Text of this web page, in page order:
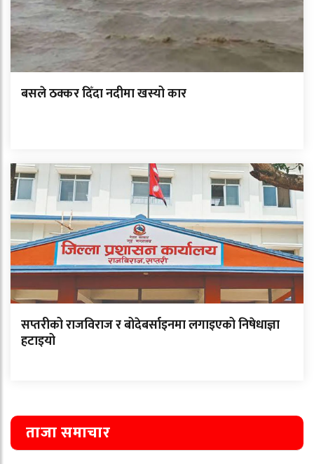
बसले ठक्कर दिँदा नदीमा खस्यो कार
सप्तरीको राजविराज र बोदेबर्साइनमा लगाइएको निषेधाज्ञा
हटाइयो
ताजा समाचार